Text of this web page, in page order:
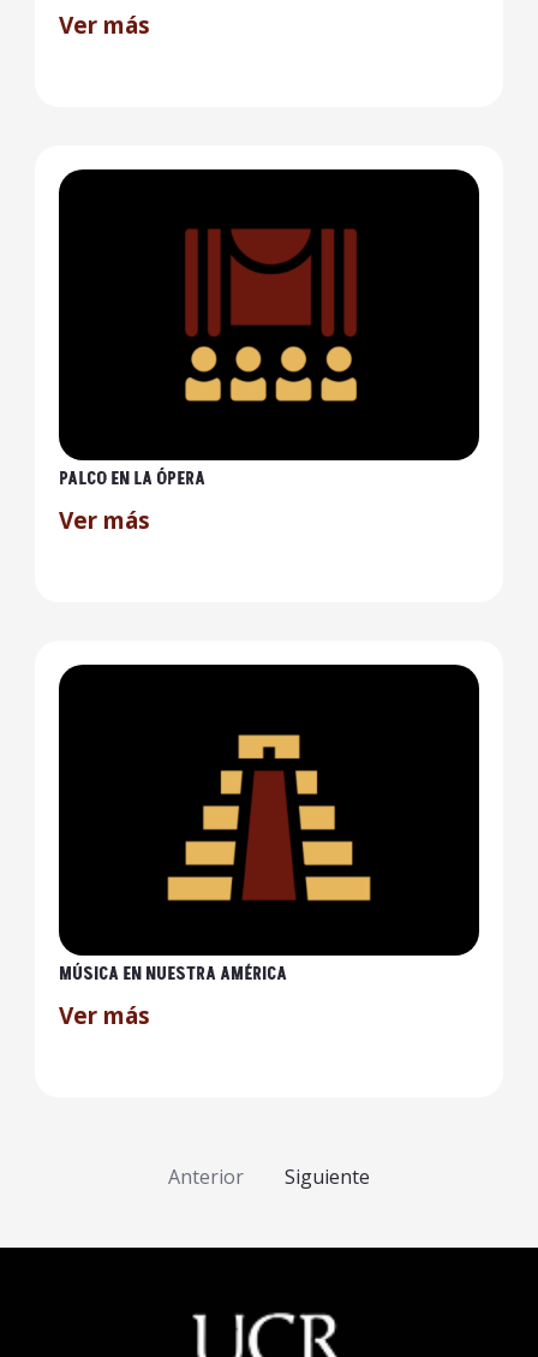
Ver más
PALCO EN LA ÓPERA
Ver más
MÚSICA EN NUESTRA AMÉRICA
Ver más
Anterior Siguiente